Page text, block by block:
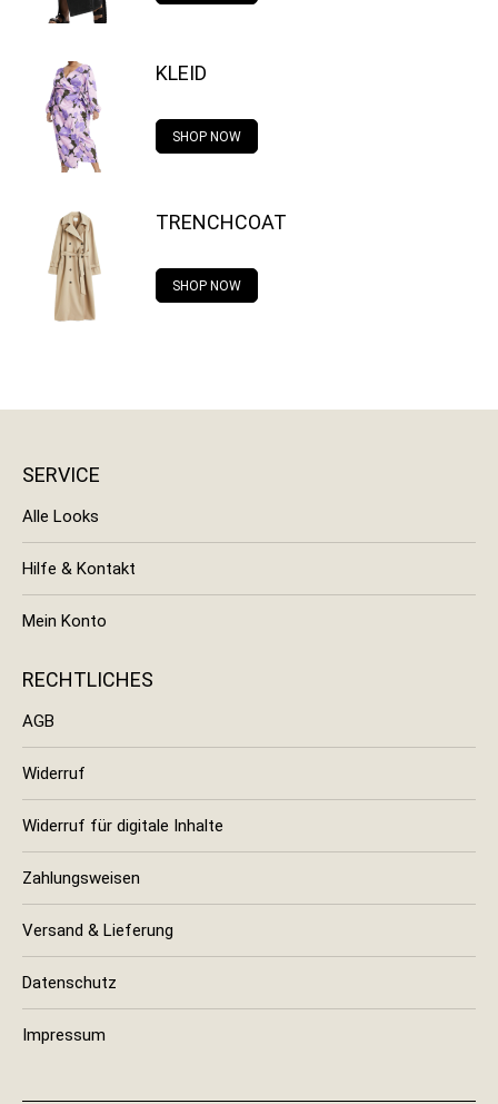
KLEID
SHOP NOW
TRENCHCOAT
SHOP NOW
SERVICE
Alle Looks
Hilfe & Kontakt
Mein Konto
RECHTLICHES
AGB
Widerruf
Widerruf für digitale Inhalte
Zahlungsweisen
Versand & Lieferung
Datenschutz
Impressum